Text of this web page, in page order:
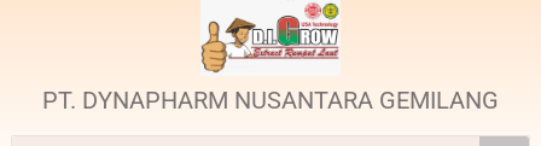
PT. DYNAPHARM NUSANTARA GEMILANG